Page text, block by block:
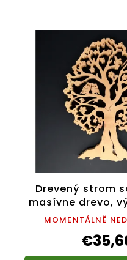
Drevený strom
masívne drevo,
MOMENTÁLNĚ